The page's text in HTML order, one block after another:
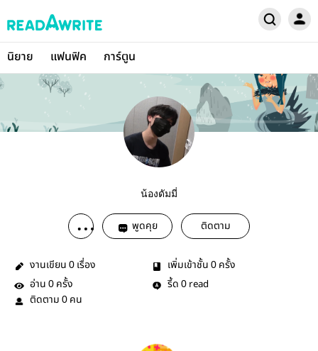
นิยาย แฟนฟิค การ์ตูน
น้องดัมมี่
พูดคุย ติดตาม
งานเขียน 0 เรื่อง เพิ่มเข้าชั้น 0 ครั้ง
อ่าน 0 ครั้ง รี้ด 0 read
ติดตาม 0 คน